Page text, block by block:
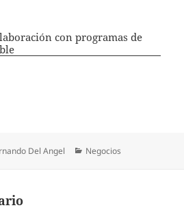
con programas de
Del Angel Categorías
Negocios